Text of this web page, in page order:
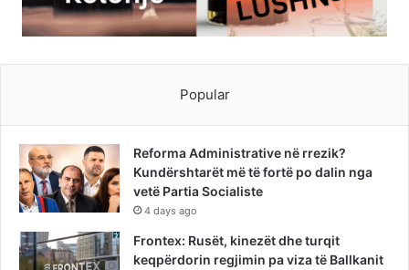
Popular
Reforma Administrative në rrezik?
Kundërshtarët më të fortë po dalin nga
vetë Partia Socialiste
4 days ago
Frontex: Rusët, kinezët dhe turqit
keqpërdorin regjimin pa viza të Ballkanit